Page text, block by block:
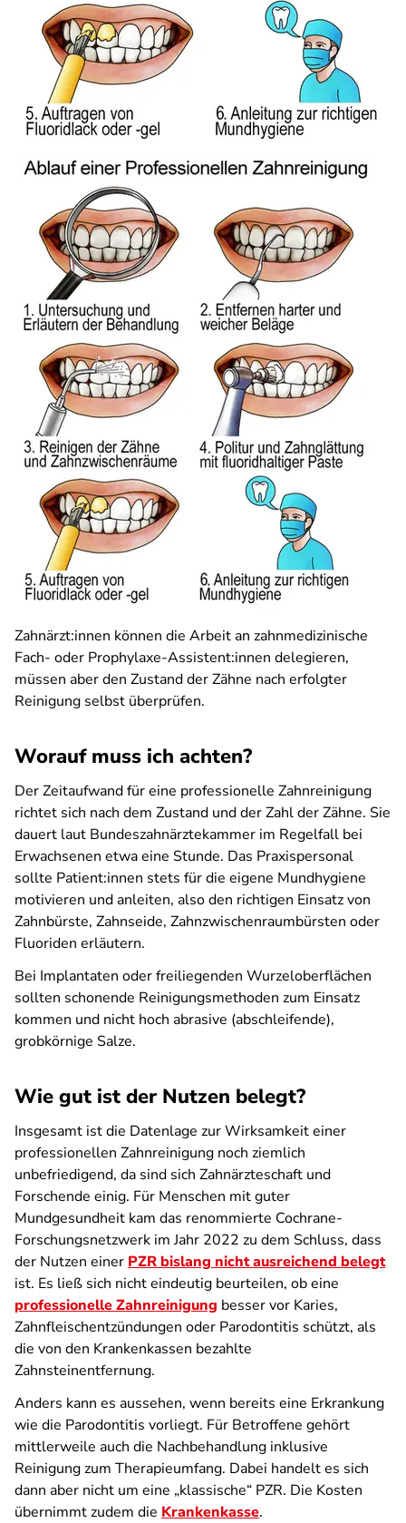
Zahnärzt:innen können die Arbeit an zahnmedizinische
Fach- oder Prophylaxe-Assistent:innen delegieren,
müssen aber den Zustand der Zähne nach erfolgter
Reinigung selbst überprüfen.
Worauf muss ich achten?
Der Zeitaufwand für eine professionelle Zahnreinigung
richtet sich nach dem Zustand und der Zahl der Zähne. Sie
dauert laut Bundeszahnärztekammer im Regelfall bei
Erwachsenen etwa eine Stunde. Das Praxispersonal
sollte Patient:innen stets für die eigene Mundhygiene
motivieren und anleiten, also den richtigen Einsatz von
Zahnbürste, Zahnseide, Zahnzwischenraumbürsten oder
Fluoriden erläutern.
Bei Implantaten oder freiliegenden Wurzeloberflächen
sollten schonende Reinigungsmethoden zum Einsatz
kommen und nicht hoch abrasive (abschleifende),
grobkörnige Salze.
Wie gut ist der Nutzen belegt?
Insgesamt ist die Datenlage zur Wirksamkeit einer
professionellen Zahnreinigung noch ziemlich
unbefriedigend, da sind sich Zahnärzteschaft und
Forschende einig. Für Menschen mit guter
Mundgesundheit kam das renommierte Cochrane-
Forschungsnetzwerk im Jahr 2022 zu dem Schluss, dass
der Nutzen einer PZR bislang nicht ausreichend belegt
ist. Es ließ sich nicht eindeutig beurteilen, ob eine
professionelle Zahnreinigung besser vor Karies,
Zahnfleischentzündungen oder Parodontitis schützt, als
die von den Krankenkassen bezahlte
Zahnsteinentfernung.
Anders kann es aussehen, wenn bereits eine Erkrankung
wie die Parodontitis vorliegt. Für Betroffene gehört
mittlerweile auch die Nachbehandlung inklusive
Reinigung zum Therapieumfang. Dabei handelt es sich
dann aber nicht um eine „klassische“ PZR. Die Kosten
übernimmt zudem die Krankenkasse.